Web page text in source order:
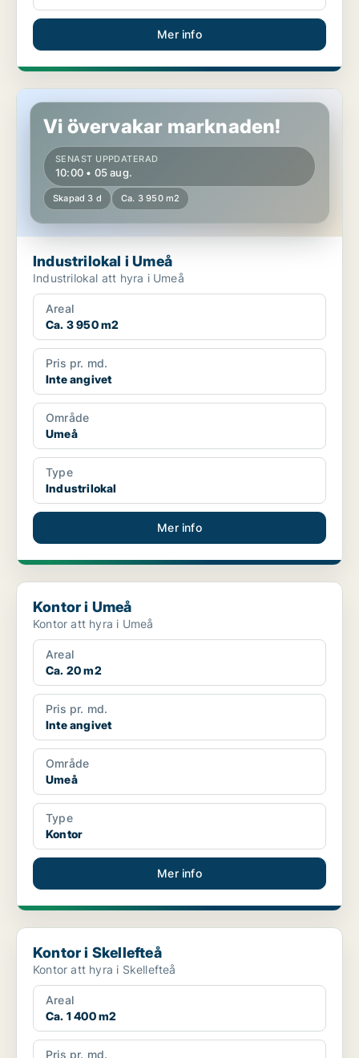
Mer info
Industrilokal i Umeå
Vi övervakar marknaden!
SENAST UPPDATERAD
10:00 • 05 aug.
Skapad 3 d Ca. 3 950 m2
Industrilokal i Umeå
Industrilokal att hyra i Umeå
Areal
Ca. 3 950 m2
Pris pr. md.
Inte angivet
Område
Umeå
Type
Industrilokal
Mer info
Kontor i Umeå
Kontor i Umeå
Kontor att hyra i Umeå
Areal
Ca. 20 m2
Pris pr. md.
Inte angivet
Område
Umeå
Type
Kontor
Mer info
Kontor i Skellefteå
Kontor i Skellefteå
Kontor att hyra i Skellefteå
Areal
Ca. 1 400 m2
Pris pr. md.